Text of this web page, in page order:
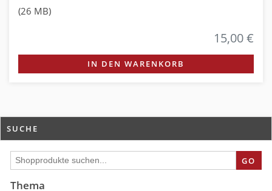
(26 MB)
15,00 €
IN DEN WARENKORB
SUCHE
GO
Thema